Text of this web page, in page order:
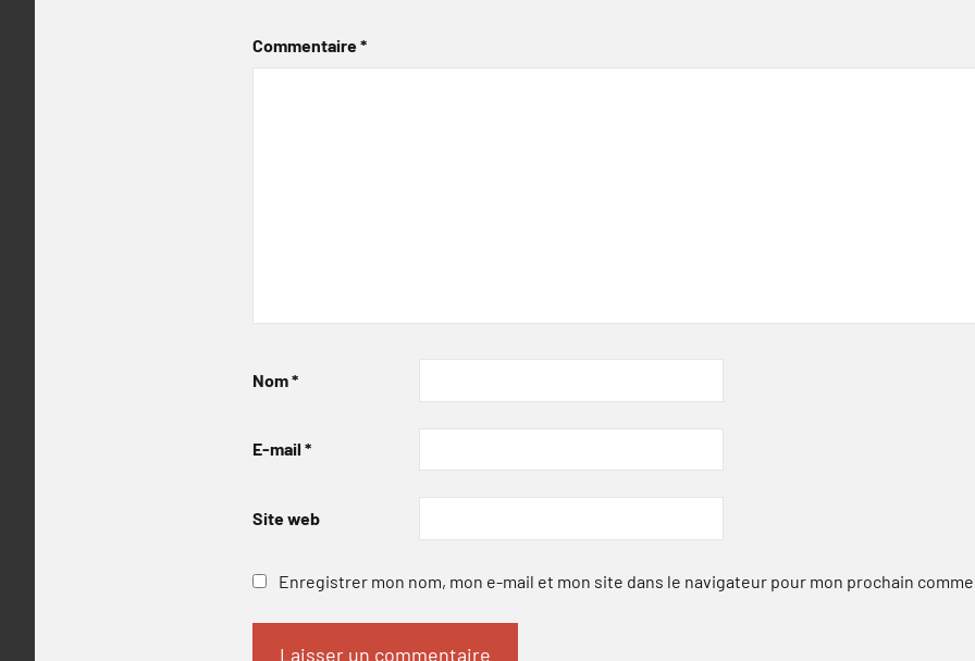
Commentaire*
Nom*
E-mail *
Site web
Enregistrer mon nom, mon e-mail et mon site dans le navigateur pour mon prochain